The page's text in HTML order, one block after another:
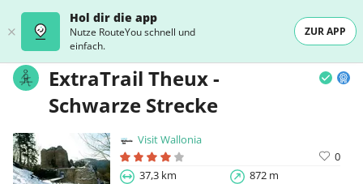
Hol dir die app
Nutze RouteYou schnell und
einfach.
ZUR APP
ExtraTrail Theux -
Schwarze Strecke
Visit Wallonia
0
37,3 km
872 m